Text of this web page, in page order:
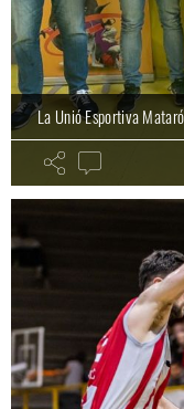
La Unió Esportiva